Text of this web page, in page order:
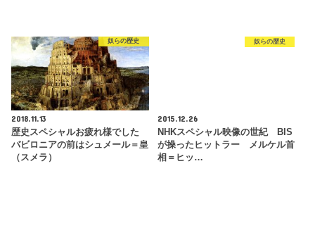
奴らの歴史
2018.11.13
歴史スペシャルお疲れ様でした
バビロニアの前はシュメール＝皇
（スメラ）
奴らの歴史
2015.12.26
NHKスペシャル映像の世紀 BIS
が操ったヒットラー メルケル首
相＝ヒッ…